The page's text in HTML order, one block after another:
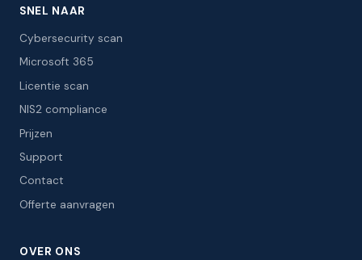
SNEL NAAR
Cybersecurity scan
Microsoft 365
Licentie scan
NIS2 compliance
Prijzen
Support
Contact
Offerte aanvragen
OVER ONS